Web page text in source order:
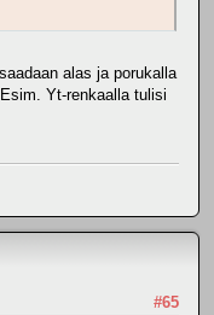
alas ja porukalla
Yt-renkaalla tulisi
#65